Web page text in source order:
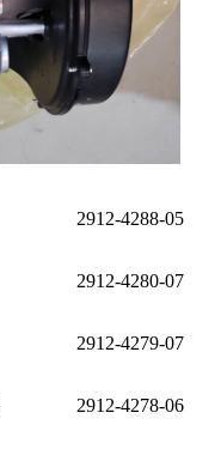
2912-4288-05
2912-4280-07
2912-4279-07
2912-4278-06